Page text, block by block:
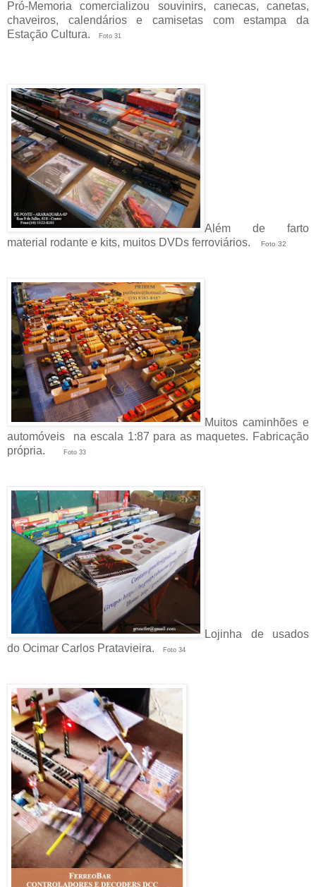
Pró-Memoria comercializou souvinirs, canecas, canetas,
chaveiros, calendários e camisetas com estampa da
Estação Cultura.
Foto 31
Além de farto
material rodante e kits, muitos DVDs ferroviários.
Foto 32
Muitos caminhões e
automóveis na escala 1:87 para as maquetes. Fabricação
própria.
Foto 33
Lojinha de usados
do Ocimar Carlos Pratavieira.
Foto 34